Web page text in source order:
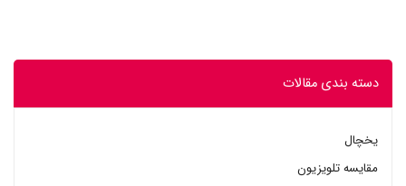
دسته بندی مقالات
یخچال
مقایسه تلویزیون